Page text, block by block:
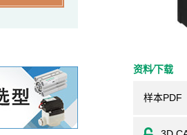
资料⁄下载
样本PDF